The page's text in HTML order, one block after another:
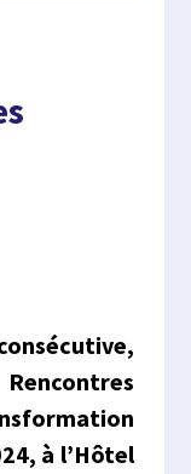
à l’Hôtel